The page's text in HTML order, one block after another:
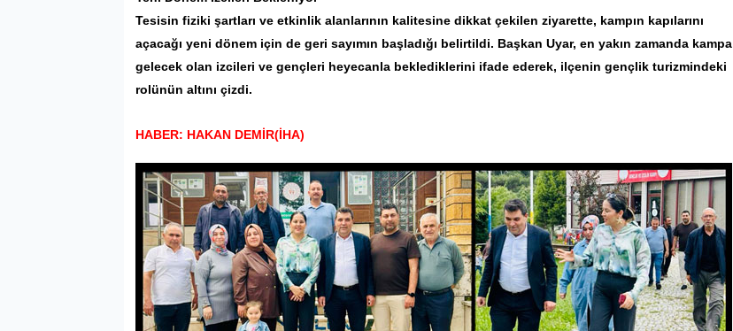
Tesisin fiziki şartları ve etkinlik alanlarının kalitesine dikkat çekilen ziyarette, kampın kapılarını
açacağı yeni dönem için de geri sayımın başladığı belirtildi. Başkan Uyar, en yakın zamanda kampa
gelecek olan izcileri ve gençleri heyecanla beklediklerini ifade ederek, ilçenin gençlik turizmindeki
rolünün altını çizdi.
HABER: HAKAN DEMİR(İHA)